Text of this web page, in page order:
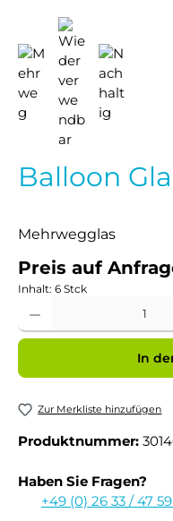
Balloon
Mehrwegglas
Preis auf
Inhalt: 6 Stck
In
Zur Merkliste hinzufügen
Produktnummer:
Haben Sie Fragen?
+49 (0) 26 33 / 47